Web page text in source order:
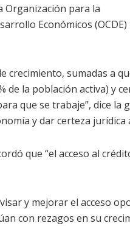
Organización para la
Económicos (OCDE)
crecimiento, sumadas a
de la población activa) y
que se trabaje”, dice
y dar certeza jurídica
que “el acceso al
y mejorar el acceso
con rezagos en su